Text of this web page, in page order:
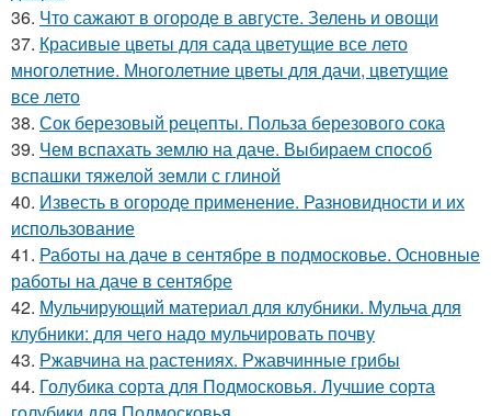
36. Что сажают в огороде в августе. Зелень и овощи
37. Красивые цветы для сада цветущие все лето
многолетние. Многолетние цветы для дачи, цветущие
все лето
38. Сок березовый рецепты. Польза березового сока
39. Чем вспахать землю на даче. Выбираем способ
вспашки тяжелой земли с глиной
40. Известь в огороде применение. Разновидности и их
использование
41. Работы на даче в сентябре в подмосковье. Основные
работы на даче в сентябре
42. Мульчирующий материал для клубники. Мульча для
клубники: для чего надо мульчировать почву
43. Ржавчина на растениях. Ржавчинные грибы
44. Голубика сорта для Подмосковья. Лучшие сорта